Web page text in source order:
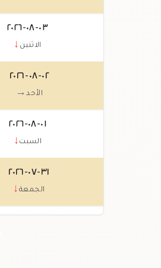
٠٣-٠٨-٢٠٢٦
الاثنين ↓
٠٢-٠٨-٢٠٢٦
الأحد→
٠١-٠٨-٢٠٢٦
السبت ↓
٣١-٠٧-٢٠٢٦
الجمعة ↓